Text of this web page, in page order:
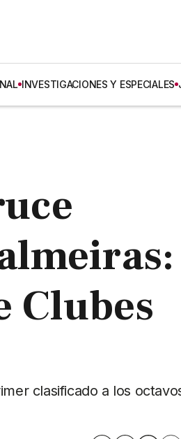
INVESTIGACIONES Y ESPECIALES
Clubes
clasificado a los